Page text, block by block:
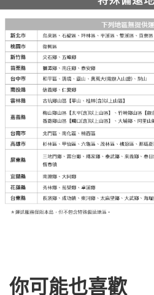
你可能也喜歡